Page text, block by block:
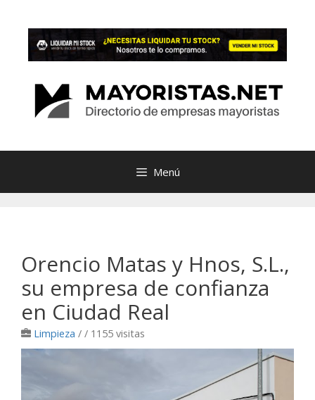
contenido
Menú
Orencio Matas y Hnos, S.L.,
su empresa de confianza
en Ciudad Real
Limpieza / / 1155 visitas